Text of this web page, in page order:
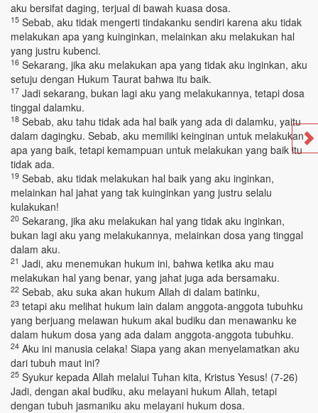
aku bersifat daging, terjual di bawah kuasa dosa.
15 Sebab, aku tidak mengerti tindakanku sendiri karena aku tidak
melakukan apa yang kuinginkan, melainkan aku melakukan hal
yang justru kubenci.
16 Sekarang, jika aku melakukan apa yang tidak aku inginkan, aku
setuju dengan Hukum Taurat bahwa itu baik.
17 Jadi sekarang, bukan lagi aku yang melakukannya, tetapi dosa
tinggal dalamku.
18 Sebab, aku tahu tidak ada hal baik yang ada di dalamku, yaitu
dalam dagingku. Sebab, aku memiliki keinginan untuk melakukan
apa yang baik, tetapi kemampuan untuk melakukan yang baik itu
tidak ada.
19 Sebab, aku tidak melakukan hal baik yang aku inginkan,
melainkan hal jahat yang tak kuinginkan yang justru selalu
kulakukan!
20 Sekarang, jika aku melakukan hal yang tidak aku inginkan,
bukan lagi aku yang melakukannya, melainkan dosa yang tinggal
dalam aku.
21 Jadi, aku menemukan hukum ini, bahwa ketika aku mau
melakukan hal yang benar, yang jahat juga ada bersamaku.
22 Sebab, aku suka akan hukum Allah di dalam batinku,
23 tetapi aku melihat hukum lain dalam anggota-anggota tubuhku
yang berjuang melawan hukum akal budiku dan menawanku ke
dalam hukum dosa yang ada dalam anggota-anggota tubuhku.
24 Aku ini manusia celaka! Siapa yang akan menyelamatkan aku
dari tubuh maut ini?
25 Syukur kepada Allah melalui Tuhan kita, Kristus Yesus! (7-26)
Jadi, dengan akal budiku, aku melayani hukum Allah, tetapi
dengan tubuh jasmaniku aku melayani hukum dosa.